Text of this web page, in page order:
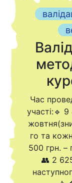
Час
участі:🔹
го та
500 грн. –
👥 2